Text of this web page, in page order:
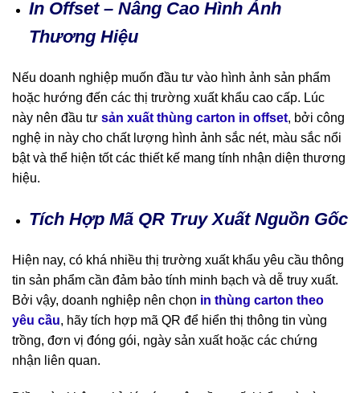
In Offset – Nâng Cao Hình Ảnh
Thương Hiệu
Nếu doanh nghiệp muốn đầu tư vào hình ảnh sản phẩm
hoặc hướng đến các thị trường xuất khẩu cao cấp. Lúc
này nên đầu tư sản xuất thùng carton in offset, bởi công
nghệ in này cho chất lượng hình ảnh sắc nét, màu sắc nổi
bật và thể hiện tốt các thiết kế mang tính nhận diện thương
hiệu.
Tích Hợp Mã QR Truy Xuất Nguồn Gốc
Hiện nay, có khá nhiều thị trường xuất khẩu yêu cầu thông
tin sản phẩm cần đảm bảo tính minh bạch và dễ truy xuất.
Bởi vậy, doanh nghiệp nên chọn in thùng carton theo
yêu cầu, hãy tích hợp mã QR để hiển thị thông tin vùng
trồng, đơn vị đóng gói, ngày sản xuất hoặc các chứng
nhận liên quan.